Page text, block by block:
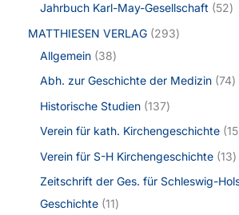
Jahrbuch Karl-May-Gesellschaft 52
MATTHIESEN VERLAG 293
Allgemein 38
Abh. zur Geschichte der Medizin 74
Historische Studien 137
Verein für kath. Kirchengeschichte 15
Verein für S-H Kirchengeschichte 13
Zeitschrift der Ges. für Schleswig-
Geschichte 11